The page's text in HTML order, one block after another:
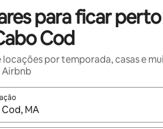
para ficar perto
Cod
locações por temporada, casas e
Airbnb
os resultados estiverem disponíveis,